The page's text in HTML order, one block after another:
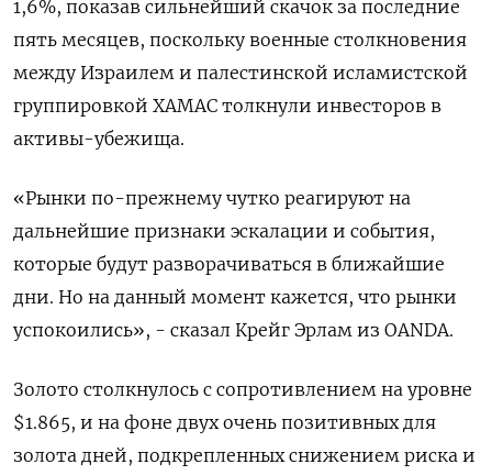
1,6%, показав сильнейший скачок за последние
пять месяцев, поскольку военные столкновения
между Израилем и палестинской исламистской
группировкой ХАМАС толкнули инвесторов в
активы-убежища.
«Рынки по-прежнему чутко реагируют на
дальнейшие признаки эскалации и события,
которые будут разворачиваться в ближайшие
дни. Но на данный момент кажется, что рынки
успокоились», - сказал Крейг Эрлам из OANDA.
Золото столкнулось с сопротивлением на уровне
$1.865, и на фоне двух очень позитивных для
золота дней, подкрепленных снижением риска и